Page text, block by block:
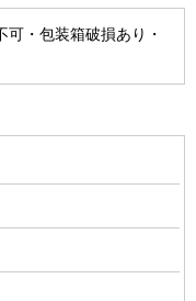
・包装箱破損あり・